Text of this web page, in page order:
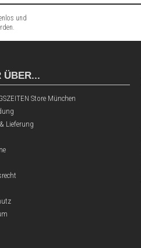
und
ÜBER...
Store München
Lieferung